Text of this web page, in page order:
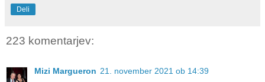
Deli
223 komentarjev:
Mizi Margueron 21. november 2021 ob 14:39